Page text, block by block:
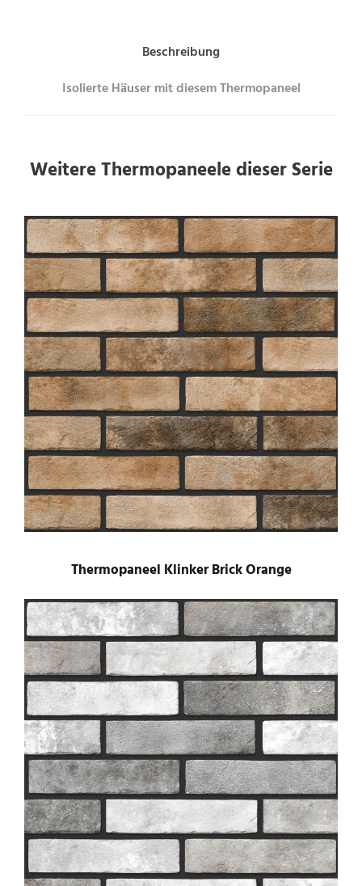
Beschreibung
Isolierte Häuser mit diesem Thermopaneel
Weitere Thermopaneele dieser Serie
Thermopaneel Klinker Brick Orange